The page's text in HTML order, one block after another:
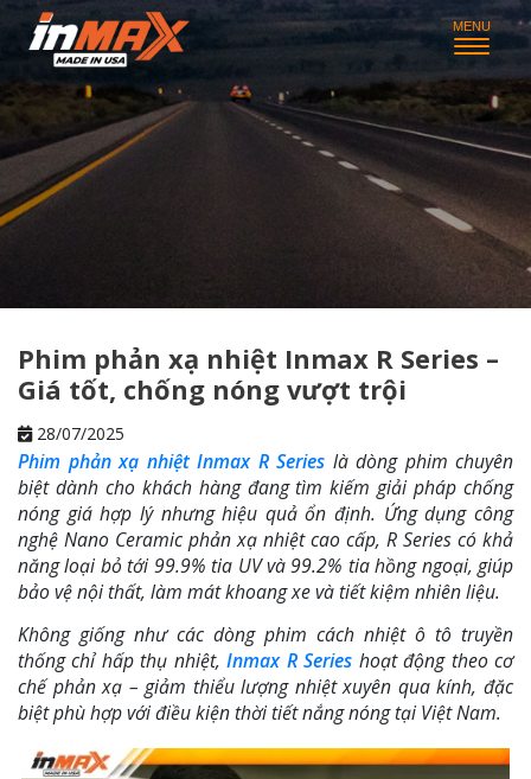
Phim phản xạ nhiệt Inmax R Series –
Giá tốt, chống nóng vượt trội
28/07/2025
Phim phản xạ nhiệt Inmax R Series là dòng phim chuyên
biệt dành cho khách hàng đang tìm kiếm giải pháp chống
nóng giá hợp lý nhưng hiệu quả ổn định. Ứng dụng công
nghệ Nano Ceramic phản xạ nhiệt cao cấp, R Series có khả
năng loại bỏ tới 99.9% tia UV và 99.2% tia hồng ngoại, giúp
bảo vệ nội thất, làm mát khoang xe và tiết kiệm nhiên liệu.
Không giống như các dòng phim cách nhiệt ô tô truyền
thống chỉ hấp thụ nhiệt,Inmax R Series hoạt động theo cơ
chế phản xạ – giảm thiểu lượng nhiệt xuyên qua kính, đặc
biệt phù hợp với điều kiện thời tiết nắng nóng tại Việt Nam.